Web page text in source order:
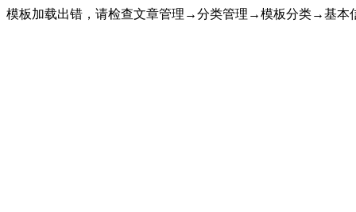
模板加载出错，请检查文章管理→分类管理→模板分类→基本